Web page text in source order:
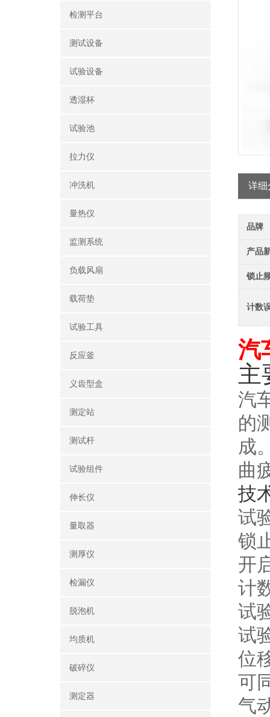
检测平台
测试设备
试验设备
透湿杯
试验池
拉力仪
冲洗机
量热仪
监测系统
负载风扇
载荷垫
试验工具
反应釜
义齿型盒
测定站‌
测试杆
试验组件
伸长仪
量取器
测厚仪
检漏仪
脱泡机
均质机
破碎仪
测定器
详细
品牌
产品
锁止
计数
汽
主
汽
的
成
曲
技
试
锁
开
计
试
试
位
可
气